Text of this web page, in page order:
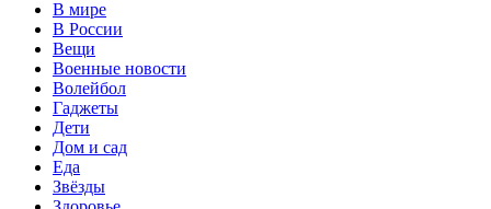
В мире
В России
Вещи
Военные новости
Волейбол
Гаджеты
Дети
Дом и сад
Еда
Звёзды